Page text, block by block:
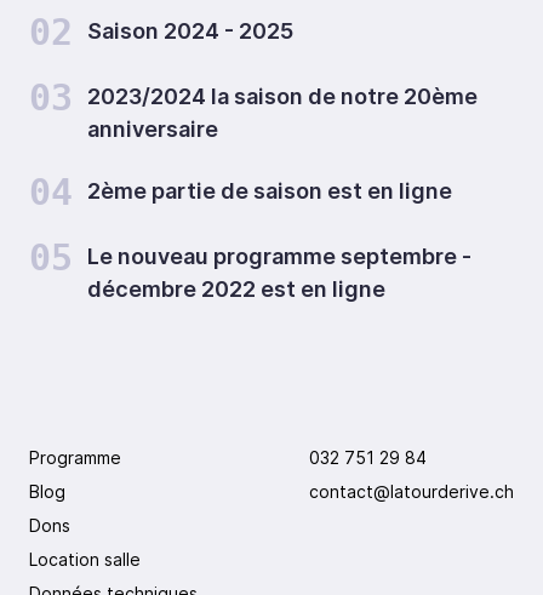
02 Saison 2024 - 2025
03
2023/2024 la saison de notre 20ème
anniversaire
04 2ème partie de saison est en ligne
05
Le nouveau programme septembre -
décembre 2022 est en ligne
Programme
Blog
Dons
Location salle
032 751 29 84
contact@latourderive.ch